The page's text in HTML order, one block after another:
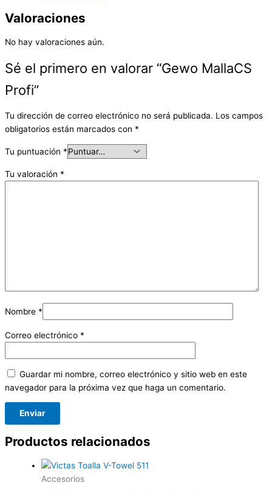
Valoraciones
No hay valoraciones aún.
Sé el primero en valorar “Gewo MallaCS
Profi”
Tu dirección de correo electrónico no será publicada. Los campos
obligatorios están marcados con *
Tu puntuación *
Tu valoración *
Nombre *
Correo electrónico *
Guardar mi nombre, correo electrónico y sitio web en este
navegador para la próxima vez que haga un comentario.
Productos relacionados
Accesorios